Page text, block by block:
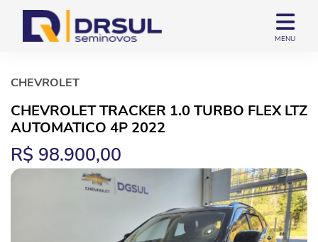
MENU
CHEVROLET
CHEVROLET TRACKER 1.0 TURBO FLEX LTZ
AUTOMATICO 4P 2022
R$ 98.900,00